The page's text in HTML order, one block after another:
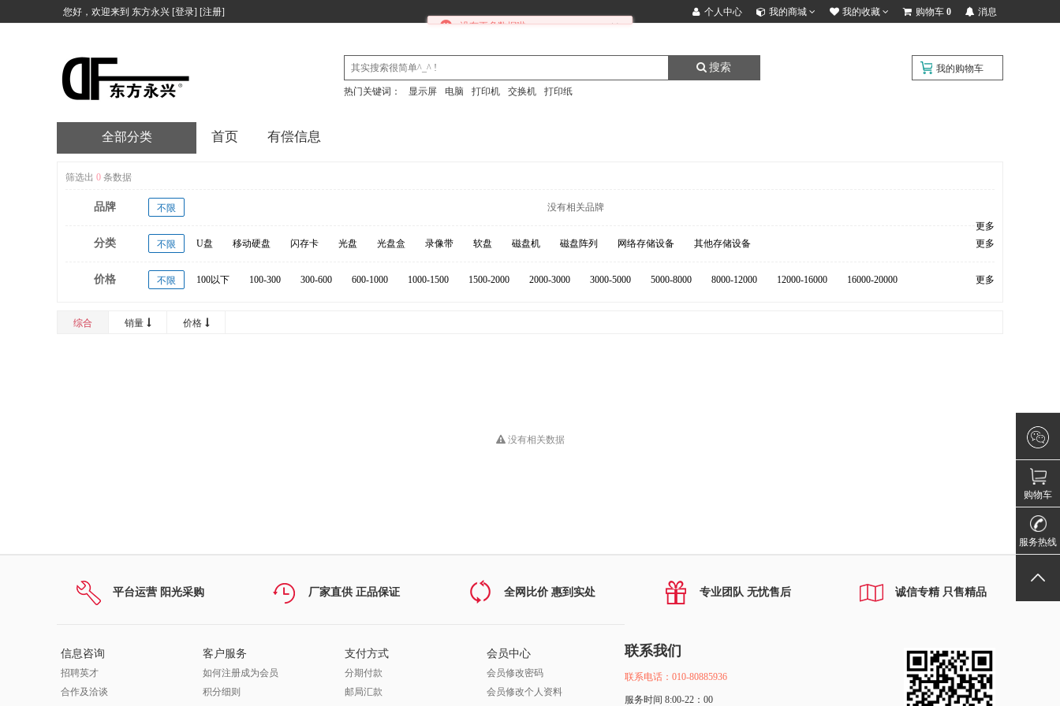
您好，欢迎来到 东方永兴 [登录] [注册] 个人中心 我的商城 我的收藏 购物车 0 消息
搜索
热门关键词： 显示屏 电脑 打印机 交换机 打印纸
我的购物车
首页 有偿信息
全部分类
筛选出 0 条数据
品牌 不限
没有相关品牌
更多
分类 不限 U盘 移动硬盘 闪存卡 光盘 光盘盒 录像带 软盘 磁盘机 磁盘阵列 网络存储设备 其他存储设备 更多
价格 不限 100以下 100-300 300-600 600-1000 1000-1500 1500-2000 2000-3000 3000-5000 5000-8000 8000-12000 12000-16000 16000-20000 更多
综合 销量 价格
没有相关数据
平台运营 阳光采购 厂家直供 正品保证 全网比价 惠到实处 专业团队 无忧售后 诚信专精 只售精品
信息咨询
招聘英才
合作及洽谈
客户服务
如何注册成为会员
积分细则
支付方式
分期付款
邮局汇款
会员中心
会员修改密码
会员修改个人资料
联系我们
联系电话：010-80885936
服务时间 8:00-22：00
微信咨询
购物车
请登录！
服务热线
010-
返回顶部